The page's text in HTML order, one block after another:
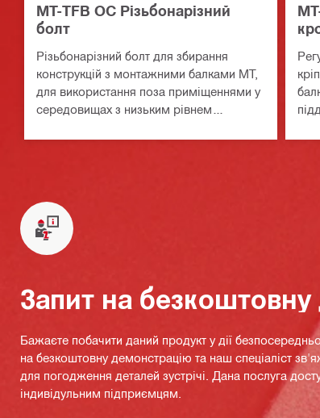
MT-TFB OC Різьбонарізний
болт
Різьбонарізний болт для збирання
конструкцій з монтажними балками MT,
для використання поза приміщеннями у
середовищах з низьким рівнем
Запит на
Бажаєте побачити даний продукт у дії
на безкоштовну демонстрацію та наш спеціаліст
для погодження деталей зустрічі. Дана послуга
індивідульним підприємцям.